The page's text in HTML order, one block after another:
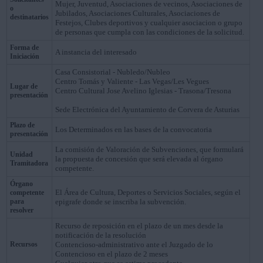
o
destinatarios
Mujer, Juventud, Asociaciones de vecinos, Asociaciones de
Jubilados, Asociaciones Culturales, Asociaciones de
Festejos, Clubes deportivos y cualquier asociacion o grupo
de personas que cumpla con las condiciones de la solicitud.
Forma de
Iniciación
A instancia del interesado
Lugar de
presentación
Casa Consistorial - Nubledo/Nubleo
Centro Tomás y Valiente - Las Vegas/Les Vegues
Centro Cultural Jose Avelino Iglesias - Trasona/Tresona
Sede Electrónica del Ayuntamiento de Corvera de Asturias
Plazo de
presentación
Los Determinados en las bases de la convocatoria
Unidad
Tramitadora
La comisión de Valoración de Subvenciones, que formulará
la propuesta de concesión que será elevada al órgano
competente.
Órgano
competente
para
resolver
El Área de Cultura, Deportes o Servicios Sociales, según el
epigrafe donde se inscriba la subvención.
Recursos
Recurso de reposición en el plazo de un mes desde la
notificación de la resolución
Contencioso-administrativo ante el Juzgado de lo
Contencioso en el plazo de 2 meses